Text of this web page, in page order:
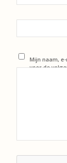
Mijn naam,
voor de